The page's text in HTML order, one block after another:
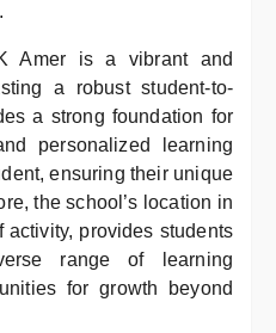
Amer is a vibrant and
a robust student-to-
a strong foundation for
personalized learning
ensuring their unique
the school’s location in
activity, provides students
range of learning
for growth beyond